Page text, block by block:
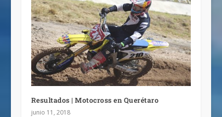
Resultados | Motocross en Querétaro
junio 11, 2018